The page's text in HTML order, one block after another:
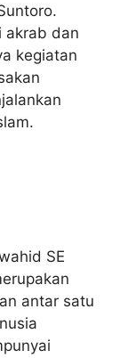
akrab dan
kegiatan
SE
antar satu